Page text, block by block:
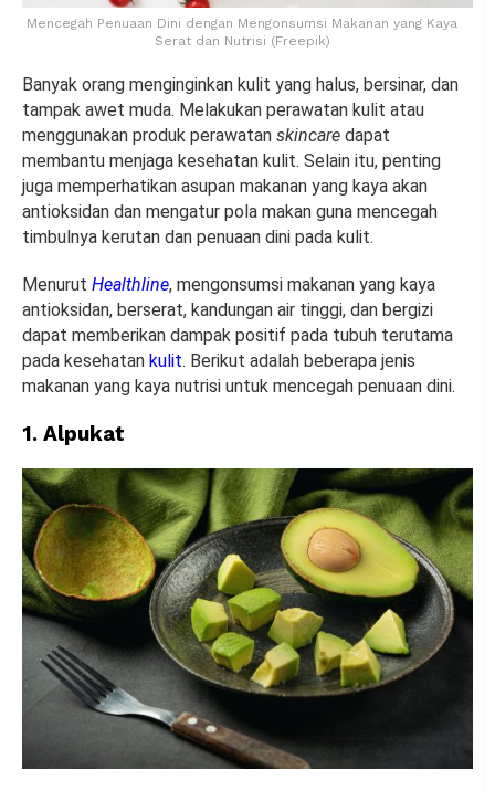
Mencegah Penuaan Dini dengan Mengonsumsi Makanan yang Kaya
Serat dan Nutrisi (Freepik)
Banyak orang menginginkan kulit yang halus, bersinar, dan
tampak awet muda. Melakukan perawatan kulit atau
menggunakan produk perawatan skincare dapat
membantu menjaga kesehatan kulit. Selain itu, penting
juga memperhatikan asupan makanan yang kaya akan
antioksidan dan mengatur pola makan guna mencegah
timbulnya kerutan dan penuaan dini pada kulit.
Menurut Healthline, mengonsumsi makanan yang kaya
antioksidan, berserat, kandungan air tinggi, dan bergizi
dapat memberikan dampak positif pada tubuh terutama
pada kesehatan kulit. Berikut adalah beberapa jenis
makanan yang kaya nutrisi untuk mencegah penuaan dini.
1. Alpukat